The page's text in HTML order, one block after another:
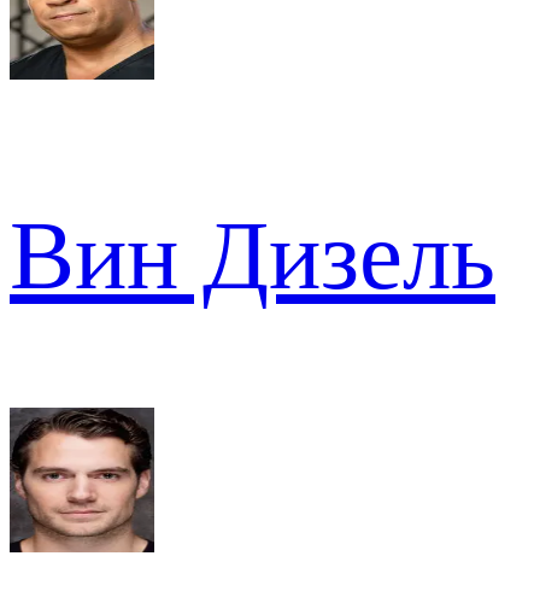
Вин Дизель